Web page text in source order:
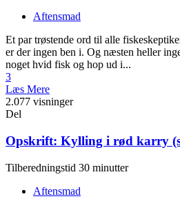
Aftensmad
Et par trøstende ord til alle
er der ingen ben i. Og næsten heller
noget hvid fisk og hop ud i...
3
Læs Mere
2.077 visninger
Del
Opskrift: Kylling i rød karry
Tilberedningstid 30 minutter
Aftensmad